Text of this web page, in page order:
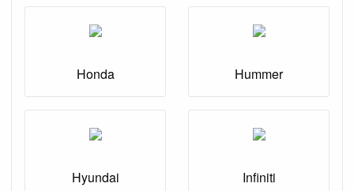
Honda Hummer
Hyundai Infiniti